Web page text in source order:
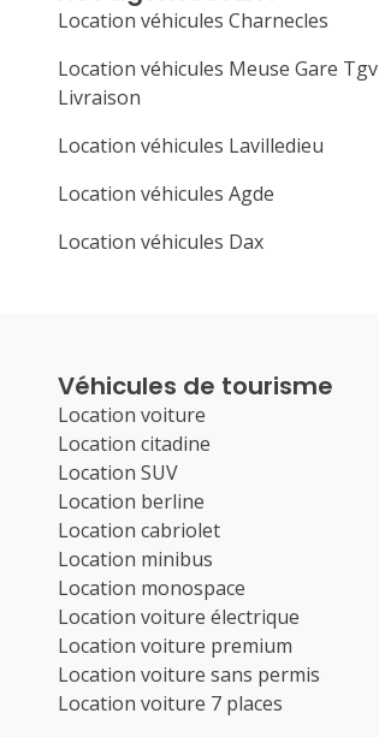
Location véhicules Charnecles
Location véhicules Meuse Gare Tgv
Livraison
Location véhicules Lavilledieu
Location véhicules Agde
Location véhicules Dax
Véhicules de tourisme
Location voiture
Location citadine
Location SUV
Location berline
Location cabriolet
Location minibus
Location monospace
Location voiture électrique
Location voiture premium
Location voiture sans permis
Location voiture 7 places